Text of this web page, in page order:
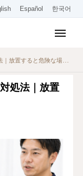
Español 한국어
置すると危険な場合も
処法｜放置